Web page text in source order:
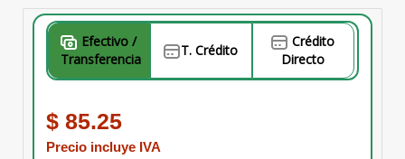
Transferencia
T. Crédito
Crédito
Directo
$ 85.25
Precio incluye IVA